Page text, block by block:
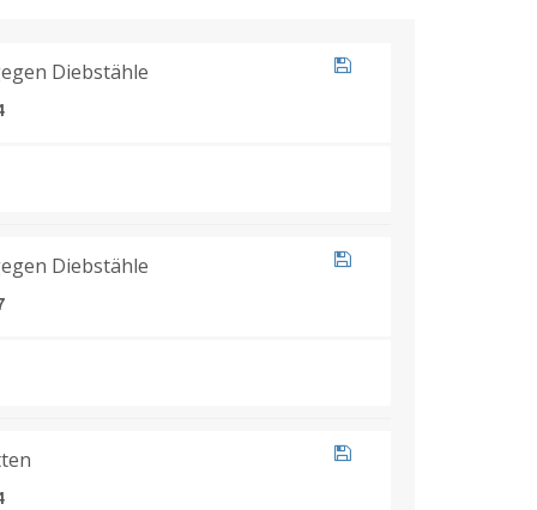
Diebstähle
Diebstähle